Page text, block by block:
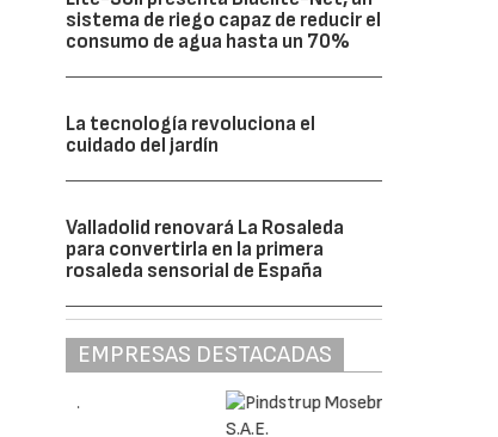
sistema de riego capaz de reducir el
consumo de agua hasta un 70%
La tecnología revoluciona el
cuidado del jardín
Valladolid renovará La Rosaleda
para convertirla en la primera
rosaleda sensorial de España
EMPRESAS DESTACADAS